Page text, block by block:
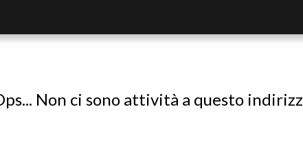
Non ci sono attività a questo